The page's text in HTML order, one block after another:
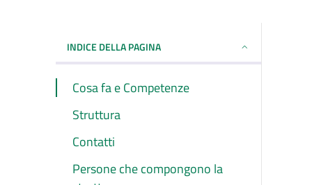
INDICE DELLA PAGINA
Cosa fa e Competenze
Struttura
Contatti
Persone che compongono la